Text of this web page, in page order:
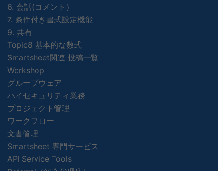
6. 会話(コメント）
7. 条件付き書式設定機能
9. 共有
Topic8 基本的な数式
Smartsheet関連 投稿一覧
Workshop
グループウェア
ハイセキュリティ業務
プロジェクト管理
ワークフロー
文書管理
Smartsheet 専門サービス
API Service Tools